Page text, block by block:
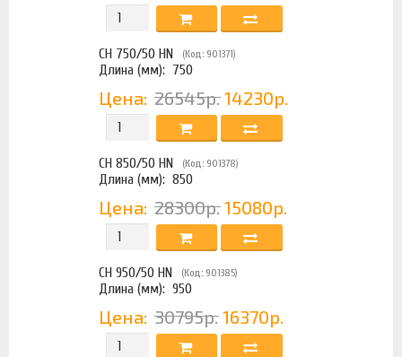
CH 750/50 HN (Код: 901371)
Длина (мм): 750
Цена: 26545р. 14230р.
CH 850/50 HN (Код: 901378)
Длина (мм): 850
Цена: 28300р. 15080р.
CH 950/50 HN (Код: 901385)
Длина (мм): 950
Цена: 30795р. 16370р.